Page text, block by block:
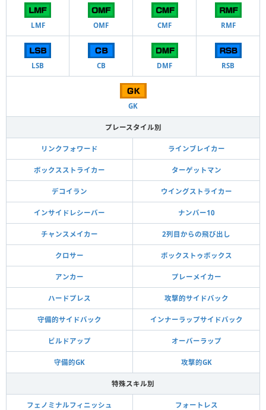
LMF OMF CMF RMF
LSB CB DMF RSB
GK
プレースタイル別
リンクフォワード ラインブレイカー
ボックスストライカー ターゲットマン
デコイラン ウイングストライカー
インサイドレシーバー ナンバー10
チャンスメイカー 2列目からの飛び出し
クロサー ボックストゥボックス
アンカー プレーメイカー
ハードプレス 攻撃的サイドバック
守備的サイドバック インナーラップサイドバック
ビルドアップ オーバーラップ
守備的GK 攻撃的GK
特殊スキル別
フェノミナルフィニッシュ フォートレス